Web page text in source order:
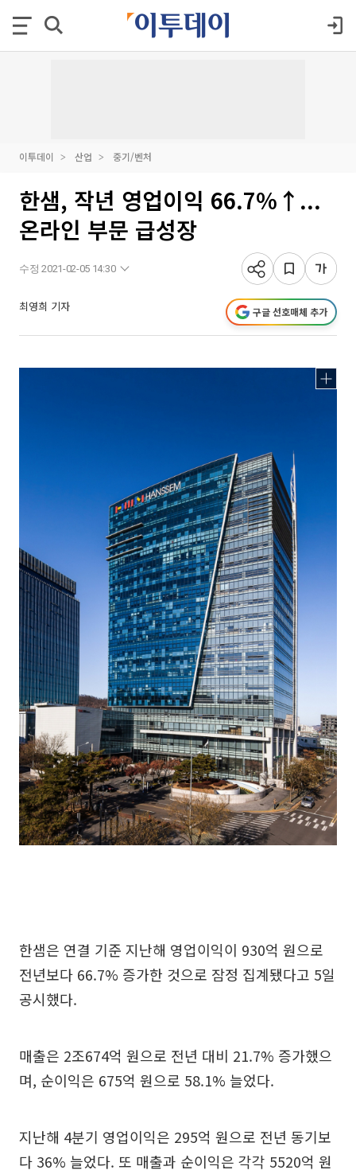
이투데이 산업 중기/벤처
한샘, 작년 영업이익 66.7%↑...
온라인 부문 급성장
수정 2021-02-05 14:30
최영희 기자 구글 선호매체 추가
한샘은 연결 기준 지난해 영업이익이 930억 원으로
전년보다 66.7% 증가한 것으로 잠정 집계됐다고 5일
공시했다.
매출은 2조674억 원으로 전년 대비 21.7% 증가했으
며, 순이익은 675억 원으로 58.1% 늘었다.
지난해 4분기 영업이익은 295억 원으로 전년 동기보
다 36% 늘었다. 또 매출과 순이익은 각각 5520억 원